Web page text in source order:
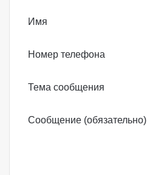
Имя
Номер телефона
Тема сообщения
Сообщение (обязательно)